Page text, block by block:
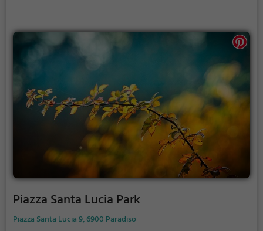
Piazza Santa Lucia Park
Piazza Santa Lucia 9, 6900 Paradiso